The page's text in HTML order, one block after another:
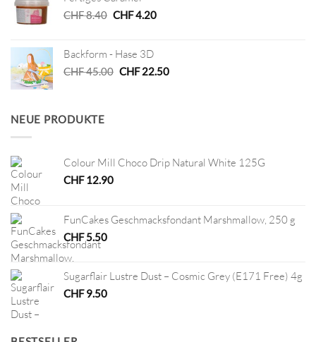
CHF8.40 Ursprünglicher
CHF 8.40
CHF4.20Aktueller
Backform - Hase 3D
CHF45.00 Ursprünglicher
CHF22.50Aktueller
NEUE PRODUKTE
Colour Mill Choco Drip Natural White 125G
CHF12.90
FunCakes Geschmacksfondant Marshmallow, 250 g
CHF5.50
Sugarflair Lustre Dust – Cosmic Grey (E171 Free) 4g
CHF9.50